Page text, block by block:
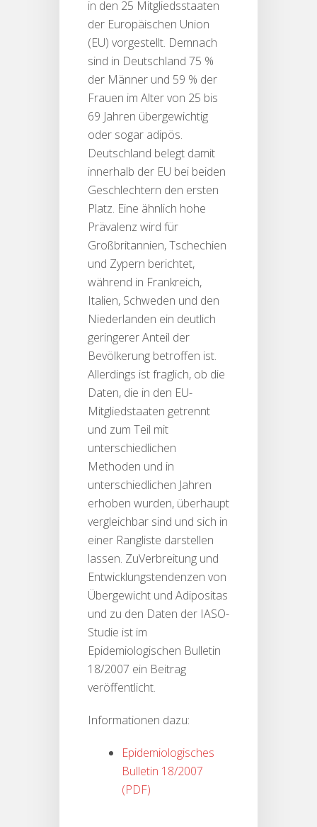
in den 25 Mitgliedsstaaten
der Europäischen Union
(EU) vorgestellt. Demnach
sind in Deutschland 75 %
der Männer und 59 % der
Frauen im Alter von 25 bis
69 Jahren übergewichtig
oder sogar adipös.
Deutschland belegt damit
innerhalb der EU bei beiden
Geschlechtern den ersten
Platz. Eine ähnlich hohe
Prävalenz wird für
Großbritannien, Tschechien
und Zypern berichtet,
während in Frankreich,
Italien, Schweden und den
Niederlanden ein deutlich
geringerer Anteil der
Bevölkerung betroffen ist.
Allerdings ist fraglich, ob die
Daten, die in den EU-
Mitgliedstaaten getrennt
und zum Teil mit
unterschiedlichen
Methoden und in
unterschiedlichen Jahren
erhoben wurden, überhaupt
vergleichbar sind und sich in
einer Rangliste darstellen
lassen. ZuVerbreitung und
Entwicklungstendenzen von
Übergewicht und Adipositas
und zu den Daten der IASO-
Studie ist im
Epidemiologischen Bulletin
18/2007 ein Beitrag
veröffentlicht.
Informationen dazu:
Epidemiologisches
Bulletin 18/2007